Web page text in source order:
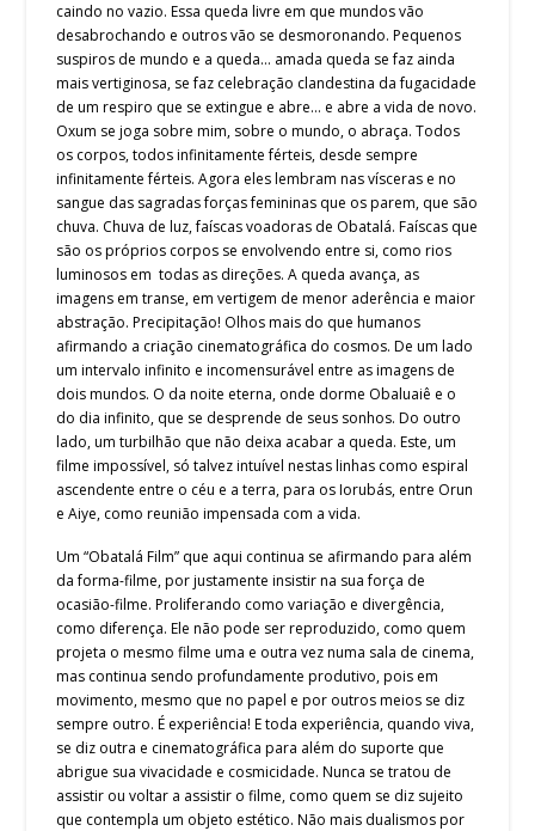
caindo no vazio. Essa queda livre em que mundos vão
desabrochando e outros vão se desmoronando. Pequenos
suspiros de mundo e a queda… amada queda se faz ainda
mais vertiginosa, se faz celebração clandestina da fugacidade
de um respiro que se extingue e abre… e abre a vida de novo.
Oxum se joga sobre mim, sobre o mundo, o abraça. Todos
os corpos, todos infinitamente férteis, desde sempre
infinitamente férteis. Agora eles lembram nas vísceras e no
sangue das sagradas forças femininas que os parem, que são
chuva. Chuva de luz, faíscas voadoras de Obatalá. Faíscas que
são os próprios corpos se envolvendo entre si, como rios
luminosos em todas as direções. A queda avança, as
imagens em transe, em vertigem de menor aderência e maior
abstração. Precipitação! Olhos mais do que humanos
afirmando a criação cinematográfica do cosmos. De um lado
um intervalo infinito e incomensurável entre as imagens de
dois mundos. O da noite eterna, onde dorme Obaluaiê e o
do dia infinito, que se desprende de seus sonhos. Do outro
lado, um turbilhão que não deixa acabar a queda. Este, um
filme impossível, só talvez intuível nestas linhas como espiral
ascendente entre o céu e a terra, para os Iorubás, entre Orun
e Aiye, como reunião impensada com a vida.
Um “Obatalá Film” que aqui continua se afirmando para além
da forma-filme, por justamente insistir na sua força de
ocasião-filme. Proliferando como variação e divergência,
como diferença. Ele não pode ser reproduzido, como quem
projeta o mesmo filme uma e outra vez numa sala de cinema,
mas continua sendo profundamente produtivo, pois em
movimento, mesmo que no papel e por outros meios se diz
sempre outro. É experiência! E toda experiência, quando viva,
se diz outra e cinematográfica para além do suporte que
abrigue sua vivacidade e cosmicidade. Nunca se tratou de
assistir ou voltar a assistir o filme, como quem se diz sujeito
que contempla um objeto estético. Não mais dualismos por